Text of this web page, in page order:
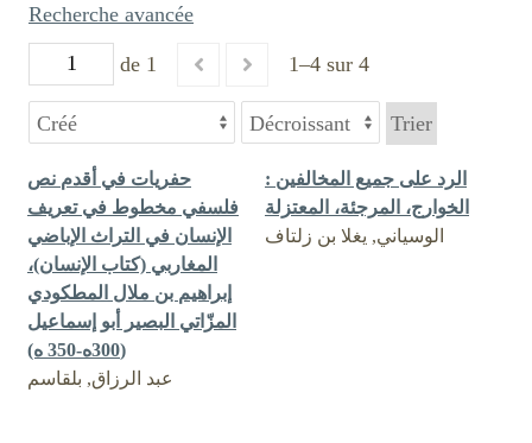
de 1 1–4 sur 4
Recherche avancée
Trier
حفريات في أقدم نص
فلسفي مخطوط في تعريف
الإنسان في التراث الإباضي
المغاربي (كتاب الإنسان)،
إبراهيم بن ملال المطكودي
المزّاتي البصير أبو إسماعيل
(300ه-350 ه)
عبد الرزاق, بلقاسم
الرد على جميع المخالفين :‏
‏الخوارج، المرجئة، المعتزلة
الوسياني, يغلا بن زلتاف